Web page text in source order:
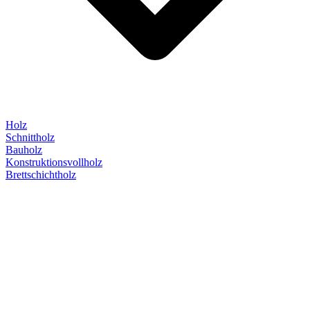
Holz
Schnittholz
Bauholz
Konstruktionsvollholz
Brettschichtholz